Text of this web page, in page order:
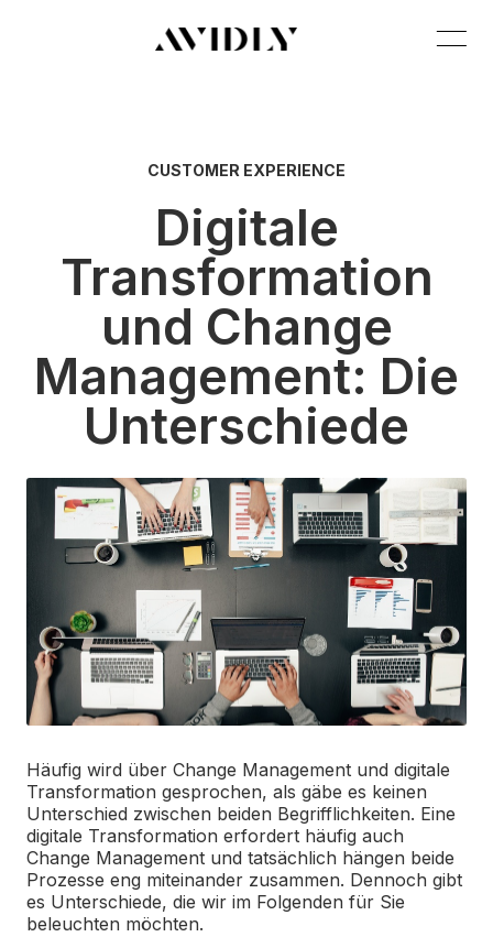
CUSTOMER EXPERIENCE
Digitale
Transformation
und Change
Management: Die
Unterschiede
Häufig wird über Change Management und digitale
Transformation gesprochen, als gäbe es keinen
Unterschied zwischen beiden Begrifflichkeiten. Eine
digitale Transformation erfordert häufig auch
Change Management und tatsächlich hängen beide
Prozesse eng miteinander zusammen. Dennoch gibt
es Unterschiede, die wir im Folgenden für Sie
beleuchten möchten.